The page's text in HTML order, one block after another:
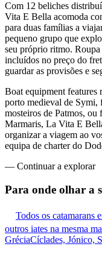
Com 12 beliches
Vita E Bella acomoda
para duas famílias a
pequeno grupo que
seu próprio ritmo. Roupa
incluídos no preço do
guardar as provisões e
Boat equipment features
porto medieval de Symi,
mosteiros de Patmos, ou
Marmaris, La Vita E
organizar a viagem ao
equipa de charter do
— Continuar a explorar
Para onde olhar a
Todos os catamarans
outros iates na mesma
GréciaCíclades, Jónico,